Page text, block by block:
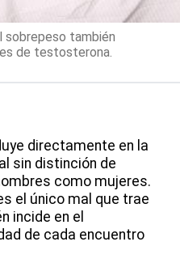
sobrepeso también
de testosterona.
directamente en la
sin distinción de
como mujeres.
el único mal que trae
incide en el
de cada encuentro